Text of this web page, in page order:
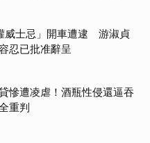
威士忌」開車遭逮 游淑貞
忍已批准辭呈
慘遭凌虐！酒瓶性侵還逼吞
重判